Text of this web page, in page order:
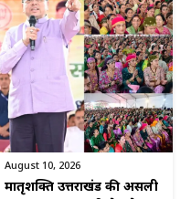
August 10, 2026
मातृशक्ति उत्तराखंड की असली